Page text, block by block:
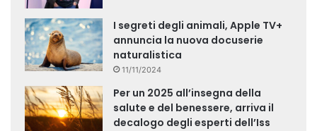
I segreti degli animali, Apple TV+
annuncia la nuova docuserie
naturalistica
11/11/2024
Per un 2025 all’insegna della
salute e del benessere, arriva il
decalogo degli esperti dell’Iss